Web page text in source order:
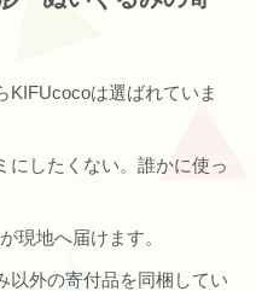
KIFUcocoは選ばれていま
にしたくない。誰かに使っ
現地へ届けます。
以外の寄付品を同梱してい